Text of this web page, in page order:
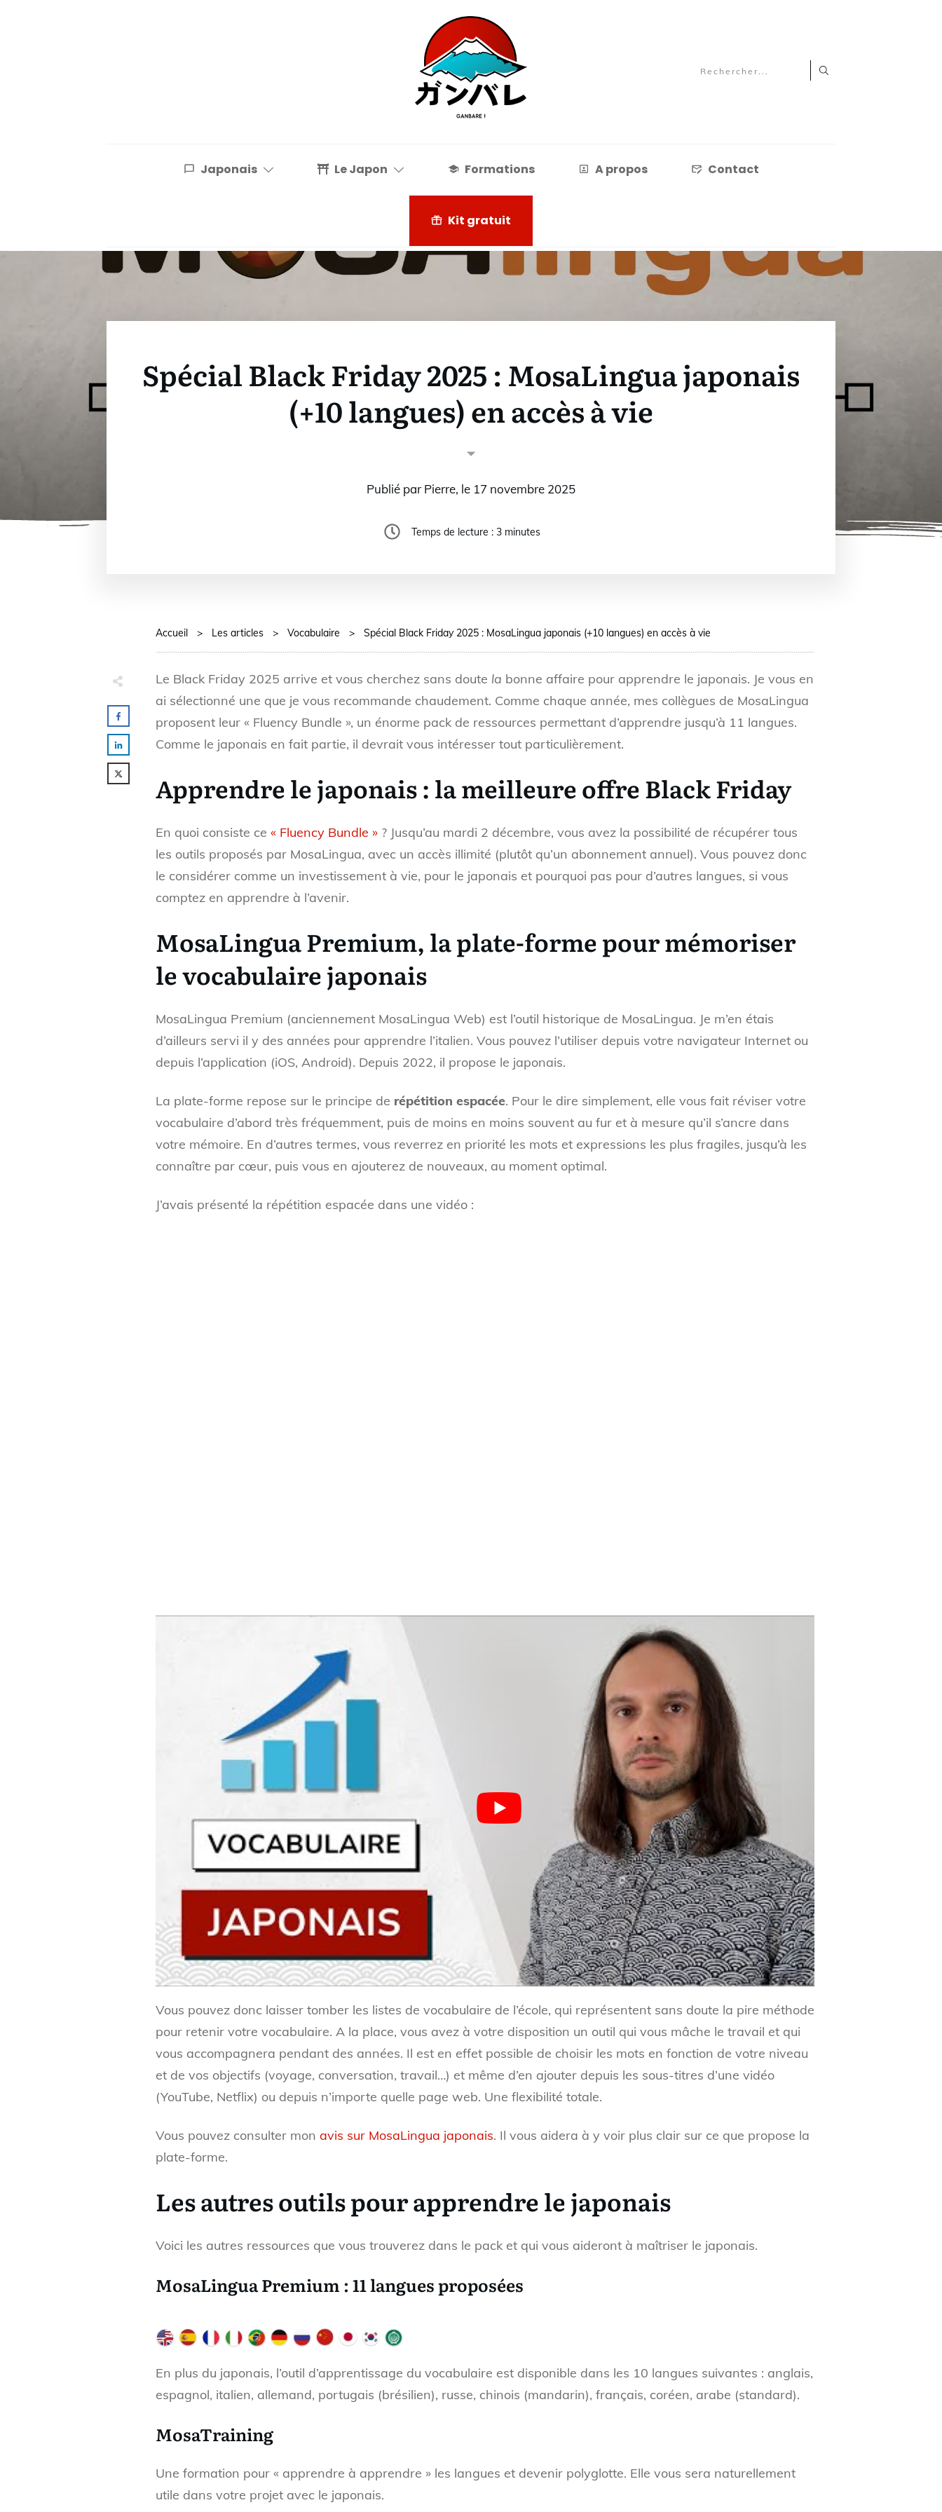
Japonais Le Japon Formations A propos Contact
Kit gratuit
Formations
Kit gratuit
Spécial Black Friday 2025 : MosaLingua japonais
(+10 langues) en accès à vie
Publié par Pierre, le 17 novembre 2025
Temps de lecture :3 minutes
Accueil > Les articles > Vocabulaire > Spécial Black Friday 2025 : MosaLingua japonais (+10 langues) en accès à vie
Le Black Friday 2025 arrive et vous cherchez sans doute la bonne affaire pour apprendre le japonais. Je vous en
ai sélectionné une que je vous recommande chaudement. Comme chaque année, mes collègues de MosaLingua
proposent leur « Fluency Bundle », un énorme pack de ressources permettant d’apprendre jusqu’à 11 langues.
Comme le japonais en fait partie, il devrait vous intéresser tout particulièrement.
Apprendre le japonais : la meilleure offre Black Friday
En quoi consiste ce « Fluency Bundle » ? Jusqu’au mardi 2 décembre, vous avez la possibilité de récupérer tous
les outils proposés par MosaLingua, avec un accès illimité (plutôt qu’un abonnement annuel). Vous pouvez donc
le considérer comme un investissement à vie, pour le japonais et pourquoi pas pour d’autres langues, si vous
comptez en apprendre à l’avenir.
MosaLingua Premium, la plate-forme pour mémoriser
le vocabulaire japonais
MosaLingua Premium (anciennement MosaLingua Web) est l’outil historique de MosaLingua. Je m’en étais
d’ailleurs servi il y des années pour apprendre l’italien. Vous pouvez l’utiliser depuis votre navigateur Internet ou
depuis l’application (iOS, Android). Depuis 2022, il propose le japonais.
La plate-forme repose sur le principe de répétition espacée. Pour le dire simplement, elle vous fait réviser votre
vocabulaire d’abord très fréquemment, puis de moins en moins souvent au fur et à mesure qu’il s’ancre dans
votre mémoire. En d’autres termes, vous reverrez en priorité les mots et expressions les plus fragiles, jusqu’à les
connaître par cœur, puis vous en ajouterez de nouveaux, au moment optimal.
J’avais présenté la répétition espacée dans une vidéo :
Vous pouvez donc laisser tomber les listes de vocabulaire de l’école, qui représentent sans doute la pire méthode
pour retenir votre vocabulaire. A la place, vous avez à votre disposition un outil qui vous mâche le travail et qui
vous accompagnera pendant des années. Il est en effet possible de choisir les mots en fonction de votre niveau
et de vos objectifs (voyage, conversation, travail…) et même d’en ajouter depuis les sous-titres d’une vidéo
(YouTube, Netflix) ou depuis n’importe quelle page web. Une flexibilité totale.
Vous pouvez consulter mon avis sur MosaLingua japonais. Il vous aidera à y voir plus clair sur ce que propose la
plate-forme.
Les autres outils pour apprendre le japonais
Voici les autres ressources que vous trouverez dans le pack et qui vous aideront à maîtriser le japonais.
MosaLingua Premium : 11 langues proposées
En plus du japonais, l’outil d’apprentissage du vocabulaire est disponible dans les 10 langues suivantes : anglais,
espagnol, italien, allemand, portugais (brésilien), russe, chinois (mandarin), français, coréen, arabe (standard).
MosaTraining
Une formation pour « apprendre à apprendre » les langues et devenir polyglotte. Elle vous sera naturellement
utile dans votre projet avec le japonais.